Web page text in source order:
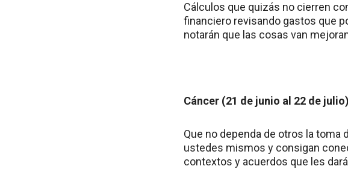
Cálculos que quizás no cierren
financiero revisando gastos que
notarán que las cosas van
Cáncer (21 de junio al 22 de julio)
Que no dependa de otros la toma
ustedes mismos y consigan
contextos y acuerdos que les